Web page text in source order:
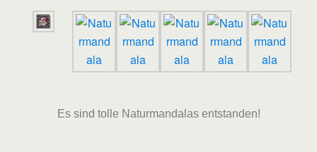
Es sind tolle Naturmandalas entstanden!